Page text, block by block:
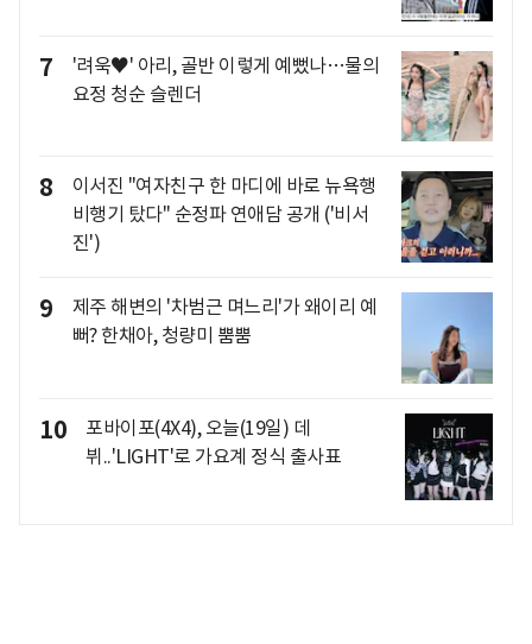
7
'려욱♥' 아리, 골반 이렇게 예뻤나…물의
요정 청순 슬렌더
8
이서진 "여자친구 한 마디에 바로 뉴욕행
비행기 탔다" 순정파 연애담 공개 ('비서
진')
9
제주 해변의 '차범근 며느리'가 왜이리 예
뻐? 한채아, 청량미 뿜뿜
10
포바이포(4X4), 오늘(19일) 데
뷔..'LIGHT'로 가요계 정식 출사표